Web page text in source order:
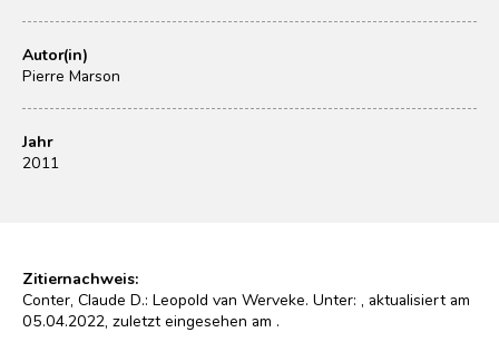
Autor(in)
Pierre Marson
Jahr
2011
Zitiernachweis:
Conter, Claude D.: Leopold van Werveke. Unter: , aktualisiert am
05.04.2022, zuletzt eingesehen am .